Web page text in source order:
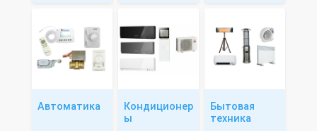
Автоматика
Кондиционер
ы
Бытовая
техника